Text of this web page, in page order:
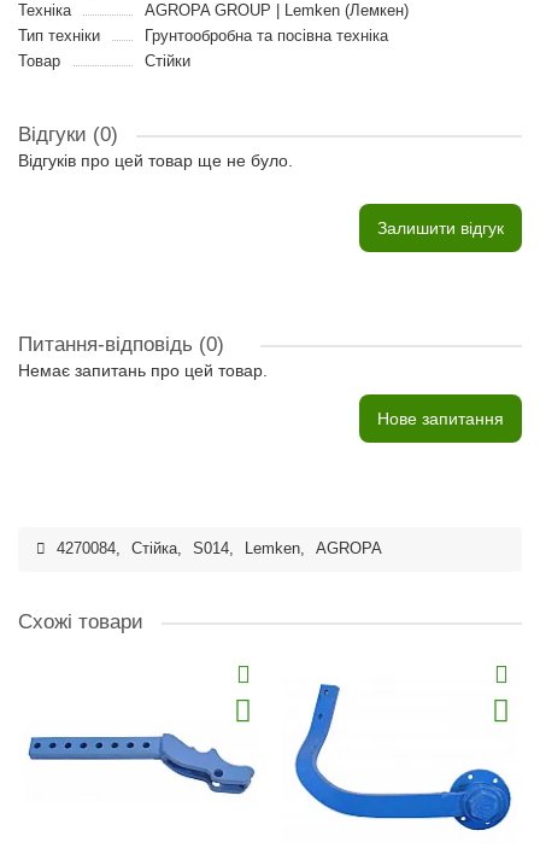
Техніка
AGROPA GROUP | Lemken (Лемкен)
Тип техніки
Грунтообробна та посівна техніка
Товар
Стійки
Відгуки (0)
Відгуків про цей товар ще не було.
Залишити відгук
Питання-відповідь (0)
Немає запитань про цей товар.
Нове запитання
4270084, Стійка, S014, Lemken, AGROPA
Схожі товари